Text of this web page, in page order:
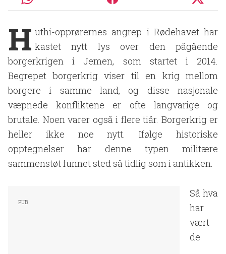
H uthi-opprørernes angrep i Rødehavet har
kastet nytt lys over den pågående
borgerkrigen i Jemen, som startet i 2014.
Begrepet borgerkrig viser til en krig mellom
borgere i samme land, og disse nasjonale
væpnede konfliktene er ofte langvarige og
brutale. Noen varer også i flere tiår. Borgerkrig er
heller ikke noe nytt. Ifølge historiske
opptegnelser har denne typen militære
sammenstøt funnet sted så tidlig som i antikken.
Så hva
har
vært
de